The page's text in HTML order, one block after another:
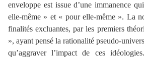
enveloppe est issue d’une immanence
elle-même » et « pour elle-même ». La
finalités excluantes, par les premiers
», ayant pensé la rationalité pseudo-
qu’aggraver l’impact de ces